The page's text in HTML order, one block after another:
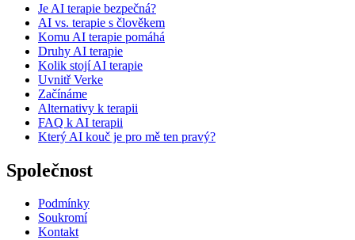
Je AI terapie bezpečná?
AI vs. terapie s člověkem
Komu AI terapie pomáhá
Druhy AI terapie
Kolik stojí AI terapie
Uvnitř Verke
Začínáme
Alternativy k terapii
FAQ k AI terapii
Který AI kouč je pro mě ten pravý?
Společnost
Podmínky
Soukromí
Kontakt